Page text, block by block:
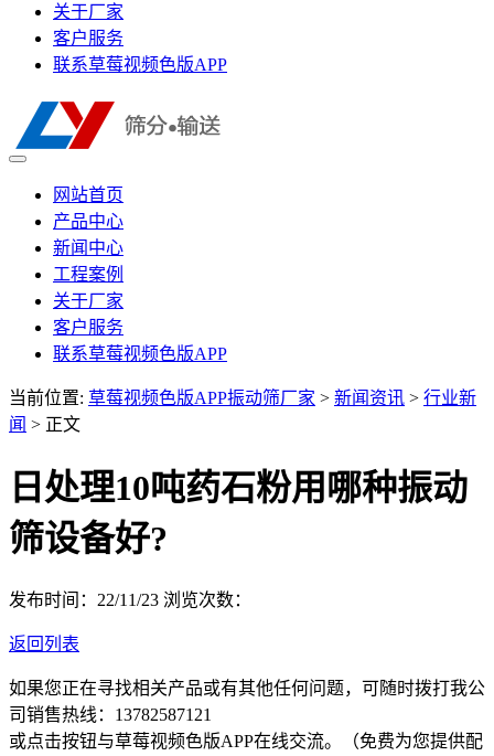
关于厂家
客户服务
联系草莓视频色版APP
网站首页
产品中心
新闻中心
工程案例
关于厂家
客户服务
联系草莓视频色版APP
当前位置: 草莓视频色版APP振动筛厂家 > 新闻资讯 > 行业新
闻 > 正文
日处理10吨药石粉用哪种振动
筛设备好?
发布时间：22/11/23 浏览次数：
返回列表
如果您正在寻找相关产品或有其他任何问题，可随时拨打我公
司销售热线： 13782587121
或点击按钮与草莓视频色版APP在线交流。（免费为您提供配